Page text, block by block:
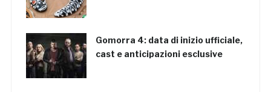
Gomorra 4: data di inizio ufficiale,
cast e anticipazioni esclusive